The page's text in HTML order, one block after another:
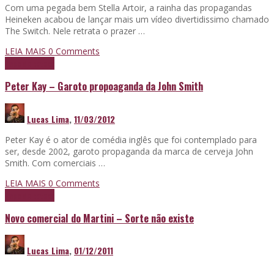
Com uma pegada bem Stella Artoir, a rainha das propagandas
Heineken acabou de lançar mais um vídeo divertidissimo chamado
The Switch. Nele retrata o prazer …
LEIA MAIS 0 Comments
Peter Kay – Garoto propoaganda da John Smith
Lucas Lima,11/03/2012
Peter Kay é o ator de comédia inglês que foi contemplado para
ser, desde 2002, garoto propaganda da marca de cerveja John
Smith. Com comerciais …
LEIA MAIS 0 Comments
Novo comercial do Martini – Sorte não existe
Lucas Lima, 01/12/2011